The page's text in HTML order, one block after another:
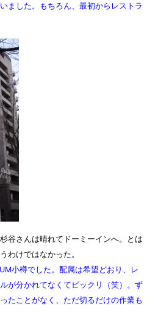
ました。もちろん、最初からレストラ
谷さんは晴れてドーミーインへ。とは
わけではなかった。
小樽でした。配属は希望どおり、レ
が分かれてなくてビックリ（笑）。ず
たことがなく、ただ切るだけの作業も